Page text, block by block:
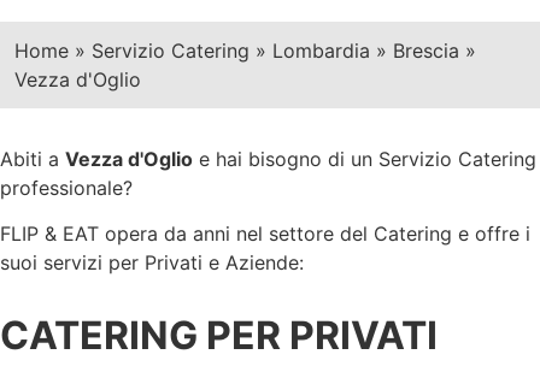
Home » Servizio Catering » Lombardia » Brescia »
Vezza d'Oglio
Abiti a Vezza d'Oglio e hai bisogno di un Servizio Catering
professionale?
FLIP & EAT opera da anni nel settore del Catering e offre i
suoi servizi per Privati e Aziende:
CATERING PER PRIVATI